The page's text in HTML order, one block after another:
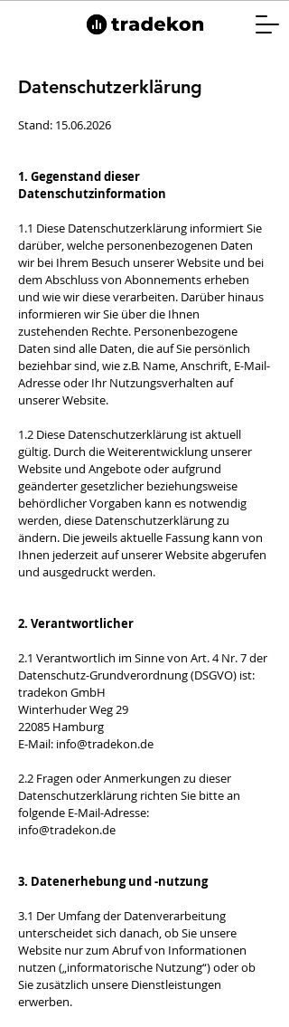
Datenschutzerklärung
Stand: 15.06.2026
1. Gegenstand dieser
Datenschutzinformation
1.1 Diese Datenschutzerklärung informiert Sie
darüber, welche personenbezogenen Daten
wir bei Ihrem Besuch unserer Website und bei
dem Abschluss von Abonnements erheben
und wie wir diese verarbeiten. Darüber hinaus
informieren wir Sie über die Ihnen
zustehenden Rechte. Personenbezogene
Daten sind alle Daten, die auf Sie persönlich
beziehbar sind, wie z.B. Name, Anschrift, E-Mail-
Adresse oder Ihr Nutzungsverhalten auf
unserer Website.​
1.2 Diese Datenschutzerklärung ist aktuell
gültig. Durch die Weiterentwicklung unserer
Website und Angebote oder aufgrund
geänderter gesetzlicher beziehungsweise
behördlicher Vorgaben kann es notwendig
werden, diese Datenschutzerklärung zu
ändern. Die jeweils aktuelle Fassung kann von
Ihnen jederzeit auf unserer Website abgerufen
und ausgedruckt werden.
2. Verantwortlicher
2.1 Verantwortlich im Sinne von Art. 4 Nr. 7 der
Datenschutz-Grundverordnung (DSGVO) ist:
tradekon GmbH
Winterhuder Weg 29
22085 Hamburg
E-Mail: info@tradekon.de
2.2 Fragen oder Anmerkungen zu dieser
Datenschutzerklärung richten Sie bitte an
folgende E-Mail-Adresse:
info@tradekon.de
3. Datenerhebung und -nutzung
3.1 Der Umfang der Datenverarbeitung
unterscheidet sich danach, ob Sie unsere
Website nur zum Abruf von Informationen
nutzen („informatorische Nutzung“) oder ob
Sie zusätzlich unsere Dienstleistungen
erwerben.